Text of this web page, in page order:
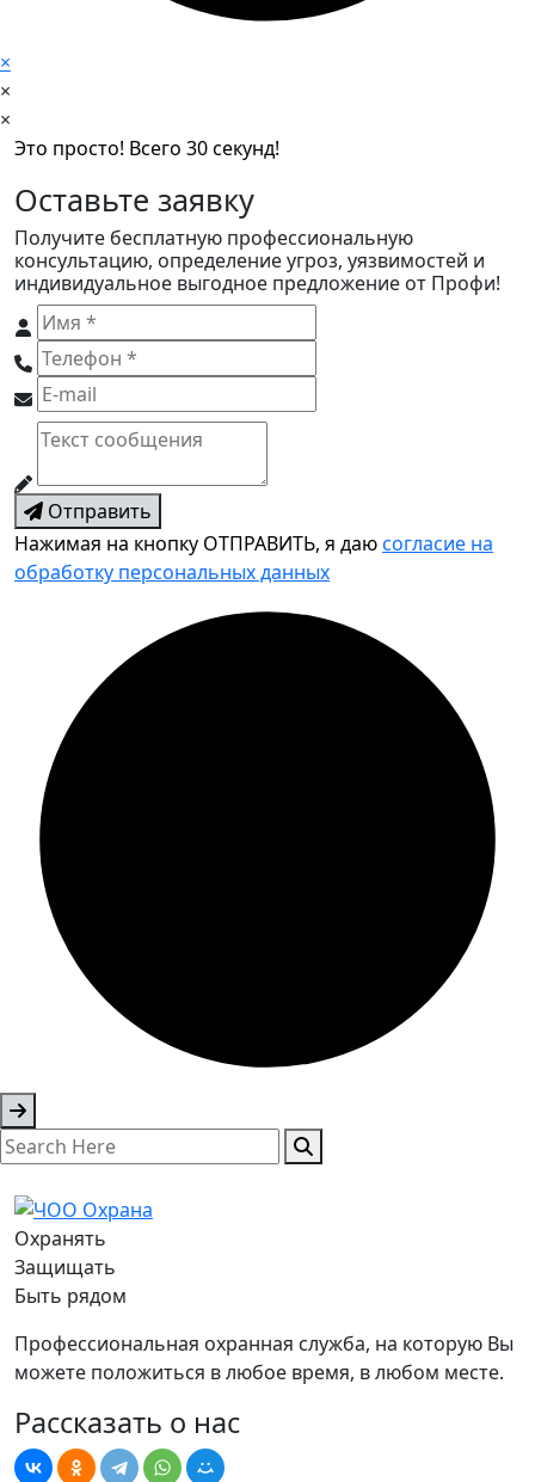
×
×
×
Это просто! Всего 30 секунд!
Оставьте заявку
Получите бесплатную профессиональную
консультацию, определение угроз, уязвимостей и
индивидуальное выгодное предложение от Профи!
Отправить
Нажимая на кнопку ОТПРАВИТЬ, я даюсогласие на
обработку персональных данных
Охранять
Защищать
Быть рядом
Профессиональная охранная служба, на которую Вы
можете положиться в любое время, в любом месте.
Рассказать о нас